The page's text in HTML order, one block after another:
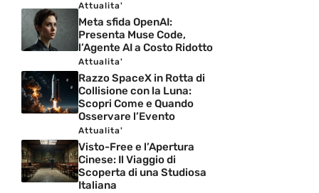
Attualita'
Meta sfida OpenAI:
Presenta Muse Code,
l’Agente AI a Costo Ridotto
Attualita'
Razzo SpaceX in Rotta di
Collisione con la Luna:
Scopri Come e Quando
Osservare l’Evento
Attualita'
Visto-Free e l’Apertura
Cinese: Il Viaggio di
Scoperta di una Studiosa
Italiana